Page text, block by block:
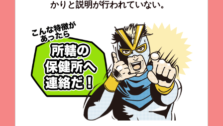
かりと説明が行われていない。